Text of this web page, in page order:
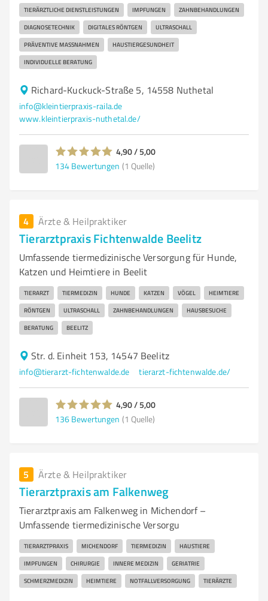
TIERÄRZTLICHE DIENSTLEISTUNGEN IMPFUNGEN ZAHNBEHANDLUNGEN
DIAGNOSETECHNIK DIGITALES RÖNTGEN ULTRASCHALL
PRÄVENTIVE MASSNAHMEN HAUSTIERGESUNDHEIT
INDIVIDUELLE BERATUNG
Richard-Kuckuck-Straße 5, 14558 Nuthetal
info@kleintierpraxis-raila.de
www.kleintierpraxis-nuthetal.de/
4,90 / 5,00
134 Bewertungen (1 Quelle)
4 Ärzte & Heilpraktiker
Tierarztpraxis Fichtenwalde Beelitz
Umfassende tiermedizinische Versorgung für Hunde,
Katzen und Heimtiere in Beelit
TIERARZT TIERMEDIZIN HUNDE KATZEN VÖGEL HEIMTIERE
RÖNTGEN ULTRASCHALL ZAHNBEHANDLUNGEN HAUSBESUCHE
BERATUNG BEELITZ
Str. d. Einheit 153, 14547 Beelitz
info@tierarzt-fichtenwalde.de tierarzt-fichtenwalde.de/
4,90 / 5,00
136 Bewertungen (1 Quelle)
5 Ärzte & Heilpraktiker
Tierarztpraxis am Falkenweg
Tierarztpraxis am Falkenweg in Michendorf –
Umfassende tiermedizinische Versorgu
TIERARZTPRAXIS MICHENDORF TIERMEDIZIN HAUSTIERE
IMPFUNGEN CHIRURGIE INNERE MEDIZIN GERIATRIE
SCHMERZMEDIZIN HEIMTIERE NOTFALLVERSORGUNG TIERÄRZTE